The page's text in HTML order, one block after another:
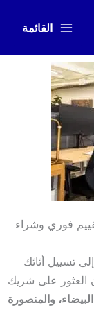
القائمة
فوري وشراء
تسييل أثاثك
العثور على شريك
البيضاء، والمنصورة